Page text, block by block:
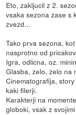
Eto, zakljucil z 2.
vsaka sezona zase s
zvezd...
Tako prva sezona,
nasprotno od
Igra, odlicna, oz.
Glasba, zelo, zelo na
Cinematografija,
kaki filerji.
Karakterji na
globoki, vsak z